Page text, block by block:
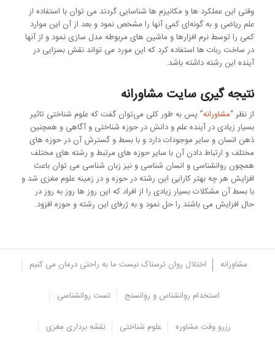
وقتی این عملکرد ها و مکانیزم ها شناسایی گردند می توان با استفاده از
علم ریاضی و به گونه‌ای کمی آنها را مشخص نمود و بعد از آن این موارد
کمی را توسط نرم افزارها و ماشین های مربوطه مدل سازی نمود و از آنها
در ساخت ربات ها استفاده کرد که این مورد می تواند نقش بسزایی در
آینده این رشته داشته باشد.
نتیجه گیری سایت مشاورانه
از نظر “مشاورانه” پس به طور کلی می‌توان گفت که علوم شناختی تاثیر
بسیار زیادی در آینده علم و دانش در حوزه شناختی و آگاهی و همچنین
ذهن انسان و سایر موجودات دارد و با بسط و گسترش آن در حوزه های
مختلف و ارتباط دادن آن با سایر حوزه های مرتبط و رشته های مختلف
همچون روانشناسی و انسان شناسی و نیز زبان شناسی می توان باعث
افزایش هر چه بهتر کارایی این رشته در حوزه و در زمینه علوم مغزی شد و
با بسط آن مشکلات بسیار زیادی را از افراد که این روز ها روز به روز در
حال افزایش می باشند را حل نمود و به ژرفای این رشته و حوزه افزود.
مشاورانه اختلال روان ترسناک نیست ما به راحتی درمان می کنیم
استخدام روانشناس و روانسنج تست روانشناسی
رزرو وقت مشاوره علوم شناختی نقشه برداری مغزی